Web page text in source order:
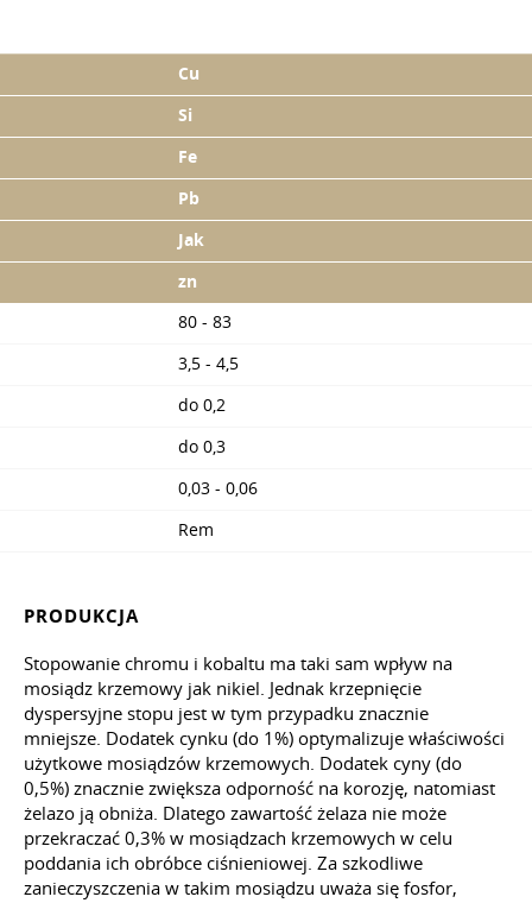
Cu
Si
Fe
Pb
Jak
zn
80 - 83
3,5 - 4,5
do 0,2
do 0,3
0,03 - 0,06
Rem
PRODUKCJA
Stopowanie chromu i kobaltu ma taki sam wpływ na
mosiądz krzemowy jak nikiel. Jednak krzepnięcie
dyspersyjne stopu jest w tym przypadku znacznie
mniejsze. Dodatek cynku (do 1%) optymalizuje właściwości
użytkowe mosiądzów krzemowych. Dodatek cyny (do
0,5%) znacznie zwiększa odporność na korozję, natomiast
żelazo ją obniża. Dlatego zawartość żelaza nie może
przekraczać 0,3% w mosiądzach krzemowych w celu
poddania ich obróbce ciśnieniowej. Za szkodliwe
zanieczyszczenia w takim mosiądzu uważa się fosfor,